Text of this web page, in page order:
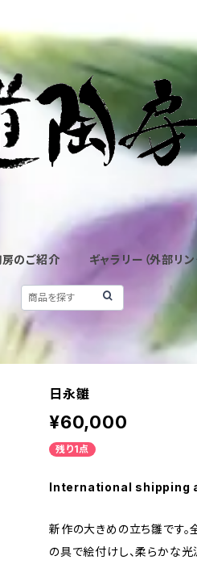
のご紹介 ギャラリー（外部リン
日永雛
¥60,000
残り1点
International shipping
新作の大きめの立ち雛です。
の具で絵付けし、柔らかな光